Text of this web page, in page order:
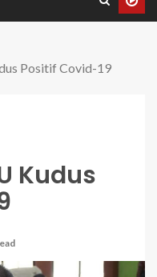
Positif Covid-19
Kudus